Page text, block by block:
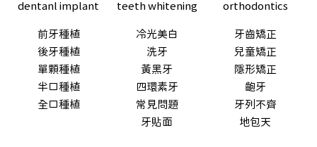
dentanl implant
前牙種植
後牙種植
單顆種植
半口種植
全口種植
teeth whitening
冷光美白
洗牙
黃黑牙
四環素牙
常見問題
牙貼面
orthodontics
牙齒矯正
兒童矯正
隱形矯正
齙牙
牙列不齊
地包天